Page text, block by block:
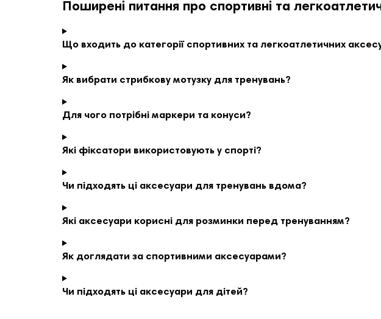
Поширені питання про спортивні та
Що входить до категорії спортивних та легкоатлетичних
Як вибрати стрибкову мотузку для тренувань?
Для чого потрібні маркери та конуси?
Які фіксатори використовують у спорті?
Чи підходять ці аксесуари для тренувань вдома?
Які аксесуари корисні для розминки перед тренуванням?
Як доглядати за спортивними аксесуарами?
Чи підходять ці аксесуари для дітей?